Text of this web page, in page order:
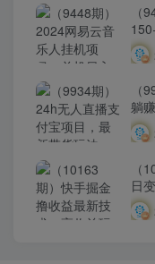
（
（
躺
（
日